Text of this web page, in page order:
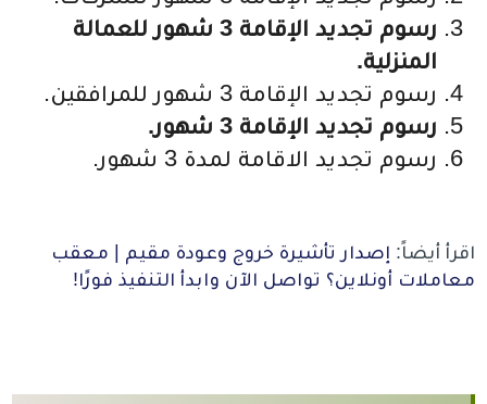
رسوم تجديد الإقامة 3 شهور للعمالة
المنزلية.
رسوم تجديد الإقامة 3 شهور للمرافقين.
رسوم تجديد الإقامة 3 شهور.
رسوم تجديد الاقامة لمدة 3 شهور.
اقرأ أيضاً: إصدار تأشيرة خروج وعودة مقيم | معقب
معاملات أونلاين؟ تواصل الآن وابدأ التنفيذ فورًا!